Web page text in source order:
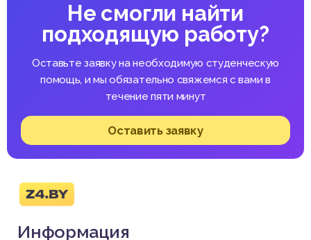
Не смогли найти
подходящую работу?
Оставьте заявку на необходимую студенческую
помощь, и мы обязательно свяжемся с вами в
течение пяти минут
Оставить заявку
Информация